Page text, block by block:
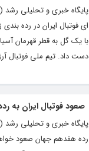
با یک گل به قطر قهرمان
دست داد. تیم ملی فوتبال
صعود فوتبال ایران به
رده هفدهم جهان صعود